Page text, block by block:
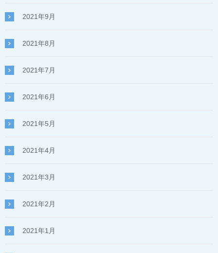
2021年9月
2021年8月
2021年7月
2021年6月
2021年5月
2021年4月
2021年3月
2021年2月
2021年1月